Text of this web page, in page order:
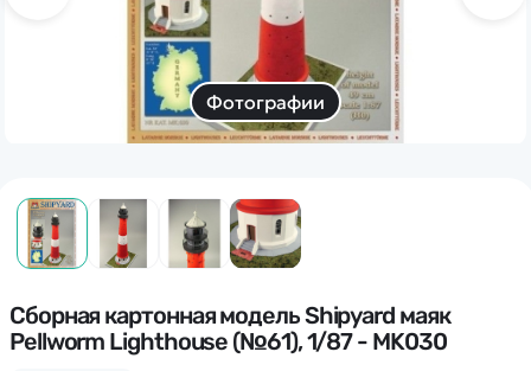
Фотографии
Сборная картонная модель Shipyard маяк
Pellworm Lighthouse (№61), 1/87 - MK030
Дополнительный способ связи
WhatsApp/Мобильный
Есть вопрос? Можем связаться с вами
Наши соцсети: